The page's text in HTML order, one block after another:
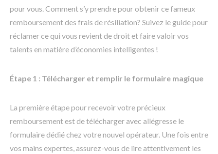
pour vous. Comment s’y prendre pour obtenir ce fameux
remboursement des frais de résiliation? Suivez le guide pour
réclamer ce qui vous revient de droit et faire valoir vos
talents en matière d’économies intelligentes !
Étape 1 : Télécharger et remplir le formulaire magique
La première étape pour recevoir votre précieux
remboursement est de télécharger avec allégresse le
formulaire dédié chez votre nouvel opérateur. Une fois entre
vos mains expertes, assurez-vous de lire attentivement les